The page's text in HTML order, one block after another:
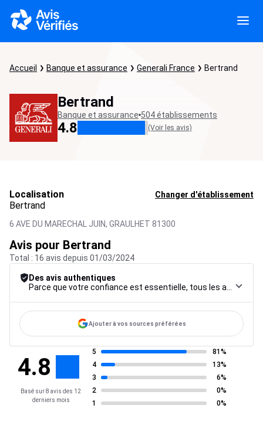
Accueil Banque et assurance Generali France Bertrand
Bertrand
Banque et assurance 504 établissements
4.8 (Voir les avis)
Localisation Changer d'établissement
Bertrand
6 AVE DU MARECHAL JUIN, GRAULHET 81300
Avis pour Bertrand
Total : 16 avis depuis 01/03/2024
Des avis authentiques
Ajouter à vos sources préférées
4.8
Basé sur 8 avis des 12
derniers mois
5
81%
4
13%
3
6%
2
0%
1
0%